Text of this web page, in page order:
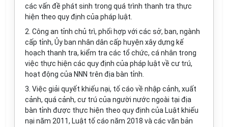
các vấn đề phát sinh trong quá trình thanh tra thực
hiện theo quy định của pháp luật.
2. Công an tỉnh chủ trì, phối hợp với các sở, ban, ngành
cấp tỉnh, Ủy ban nhân dân cấp huyện xây dựng kế
hoạch thanh tra, kiểm tra các tổ chức, cá nhân trong
việc thực hiện các quy định của pháp luật về cư trú,
hoạt động của NNN trên địa bàn tỉnh.
3. Việc giải quyết khiếu nại, tố cáo về nhập cảnh, xuất
cảnh, quá cảnh, cư trú của người nước ngoài tại địa
bàn tỉnh được thực hiện theo quy định của Luật khiếu
nại năm 2011, Luật tố cáo năm 2018 và các văn bản